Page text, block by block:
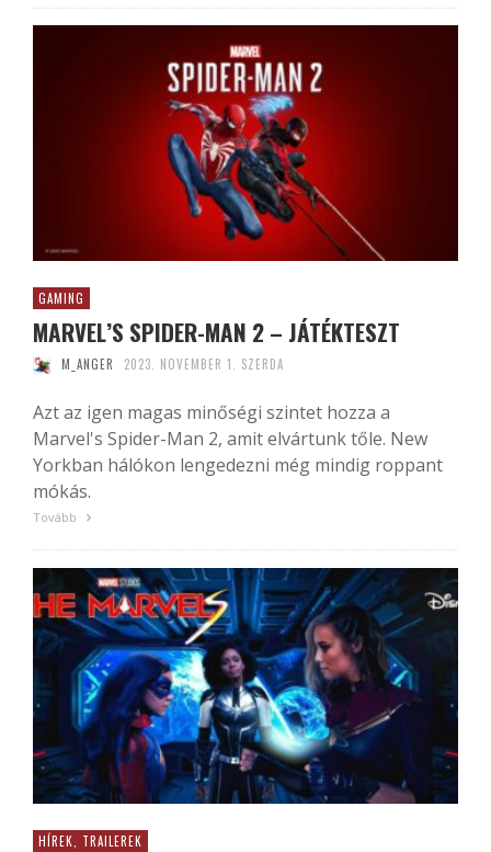
GAMING
MARVEL’S SPIDER-MAN 2 – JÁTÉKTESZT
M_ANGER 2023. NOVEMBER 1. SZERDA
Azt az igen magas minőségi szintet hozza a
Marvel's Spider-Man 2, amit elvártunk tőle. New
Yorkban hálókon lengedezni még mindig roppant
mókás.
Tovább
HÍREK, TRAILEREK